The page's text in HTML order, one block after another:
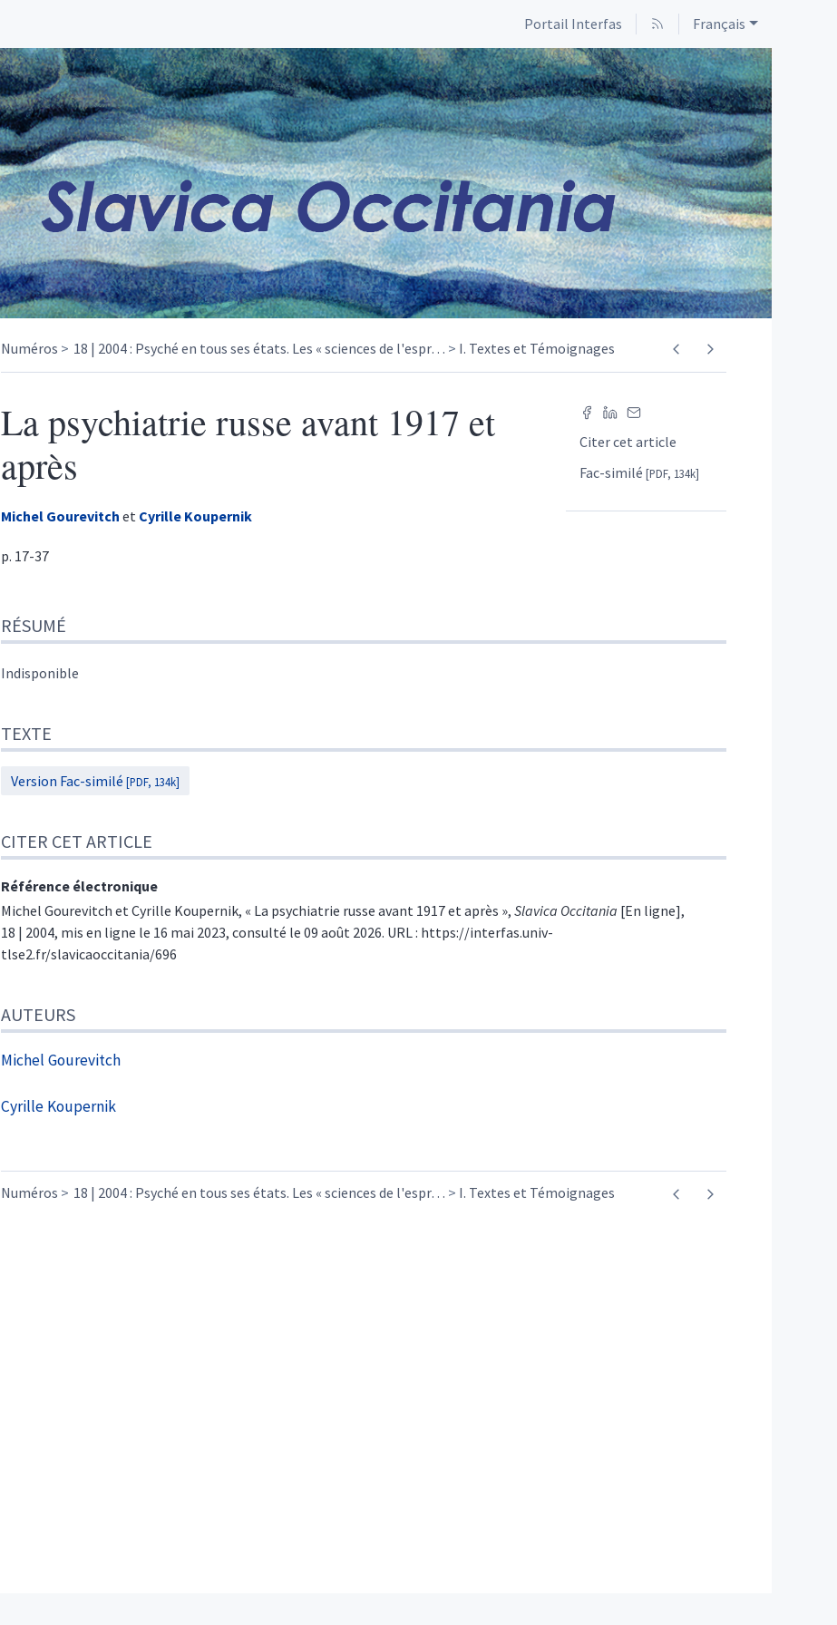
Portail Interfas Français
Numéros 18 | 2004 : Psyché en tous ses états. Les « sciences de l'espr… I. Textes et Témoignages
Citer cet article
Fac-similé [PDF, 134k]
La psychiatrie russe avant 1917 et
après
Michel Gourevitch et Cyrille Koupernik
p. 17-37
Texte
Citer cet article
Auteurs
RÉSUMÉ
Indisponible
TEXTE
Version Fac-similé [PDF, 134k]
CITER CET ARTICLE
Référence électronique
Michel Gourevitch etCyrille Koupernik, « La psychiatrie russe avant 1917 et après », Slavica Occitania [En ligne],
18 | 2004, mis en ligne le 16 mai 2023, consulté le 09 août 2026. URL : https://interfas.univ-
tlse2.fr/slavicaoccitania/696
AUTEURS
Michel Gourevitch
Cyrille Koupernik
Numéros 18 | 2004 : Psyché en tous ses états. Les « sciences de l'espr… I. Textes et Témoignages